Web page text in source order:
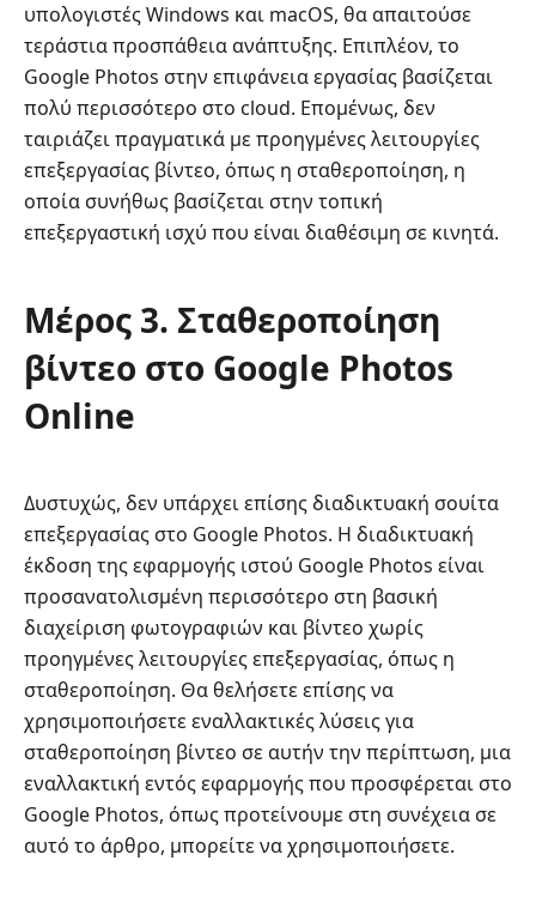
υπολογιστές Windows και macOS, θα απαιτούσε
τεράστια προσπάθεια ανάπτυξης. Επιπλέον, το
Google Photos στην επιφάνεια εργασίας βασίζεται
πολύ περισσότερο στο cloud. Επομένως, δεν
ταιριάζει πραγματικά με προηγμένες λειτουργίες
επεξεργασίας βίντεο, όπως η σταθεροποίηση, η
οποία συνήθως βασίζεται στην τοπική
επεξεργαστική ισχύ που είναι διαθέσιμη σε κινητά.
Μέρος 3. Σταθεροποίηση
βίντεο στο Google Photos
Online
Δυστυχώς, δεν υπάρχει επίσης διαδικτυακή σουίτα
επεξεργασίας στο Google Photos. Η διαδικτυακή
έκδοση της εφαρμογής ιστού Google Photos είναι
προσανατολισμένη περισσότερο στη βασική
διαχείριση φωτογραφιών και βίντεο χωρίς
προηγμένες λειτουργίες επεξεργασίας, όπως η
σταθεροποίηση. Θα θελήσετε επίσης να
χρησιμοποιήσετε εναλλακτικές λύσεις για
σταθεροποίηση βίντεο σε αυτήν την περίπτωση, μια
εναλλακτική εντός εφαρμογής που προσφέρεται στο
Google Photos, όπως προτείνουμε στη συνέχεια σε
αυτό το άρθρο, μπορείτε να χρησιμοποιήσετε.